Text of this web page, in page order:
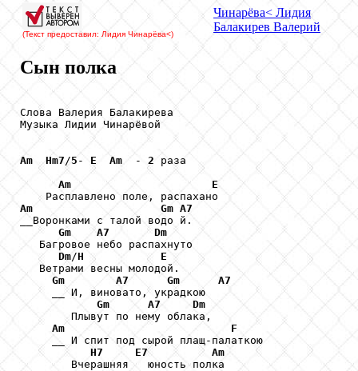
(Текст предоставил: Лидия Чинарёва<)
Чинарёва< Лидия
Балакирев Валерий
Сын полка
Слова Валерия Балакирева
Музыка Лидии Чинарёвой
Am Hm7 /5 - E Am
  -
2 раза
Am
E
Am
Gm A7
__Воронками с талой водо й.
Gm
A7
Dm
   Багровое небо распахнуто
Dm/H
E
   Ветрами весны молодой.
Gm
A7 Gm
A7
     __ И, виновато, украдкою
Gm
A7
Dm
        Плывут по нему облака,
Am
F
     __ И спит под сырой плащ-палаткою
H7
E7
Am
        Вчерашняя   юность полка